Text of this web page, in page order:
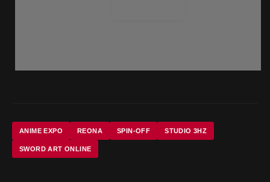
ANIME EXPO REONA SPIN-OFF STUDIO 3HZ
SWORD ART ONLINE